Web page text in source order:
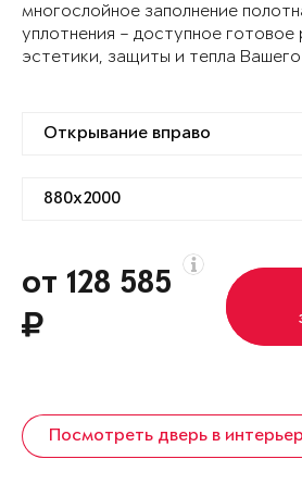
многослойное заполнение
уплотнения – доступное готовое
эстетики, защиты и тепла
от 128 585
Посмотреть дверь в